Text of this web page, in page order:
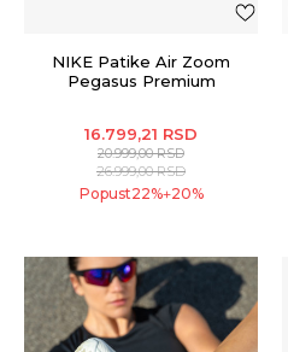
NIKE Patike Air Zoom
Pegasus Premium
16.799,21 RSD
20.999,00RSD
26.999,00RSD
Popust22%+20%